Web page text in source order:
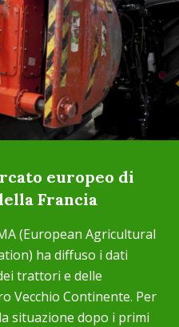
europeo di
Francia
(European Agricultural
ha diffuso i dati
trattori e delle
Vecchio Continente. Per
situazione dopo i primi